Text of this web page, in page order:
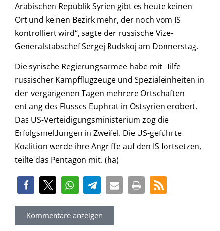
Arabischen Republik Syrien gibt es heute keinen
Ort und keinen Bezirk mehr, der noch vom IS
kontrolliert wird“, sagte der russische Vize-
Generalstabschef Sergej Rudskoj am Donnerstag.
Die syrische Regierungsarmee habe mit Hilfe
russischer Kampfflugzeuge und Spezialeinheiten in
den vergangenen Tagen mehrere Ortschaften
entlang des Flusses Euphrat in Ostsyrien erobert.
Das US-Verteidigungsministerium zog die
Erfolgsmeldungen in Zweifel. Die US-geführte
Koalition werde ihre Angriffe auf den IS fortsetzen,
teilte das Pentagon mit. (ha)
Kommentare anzeigen